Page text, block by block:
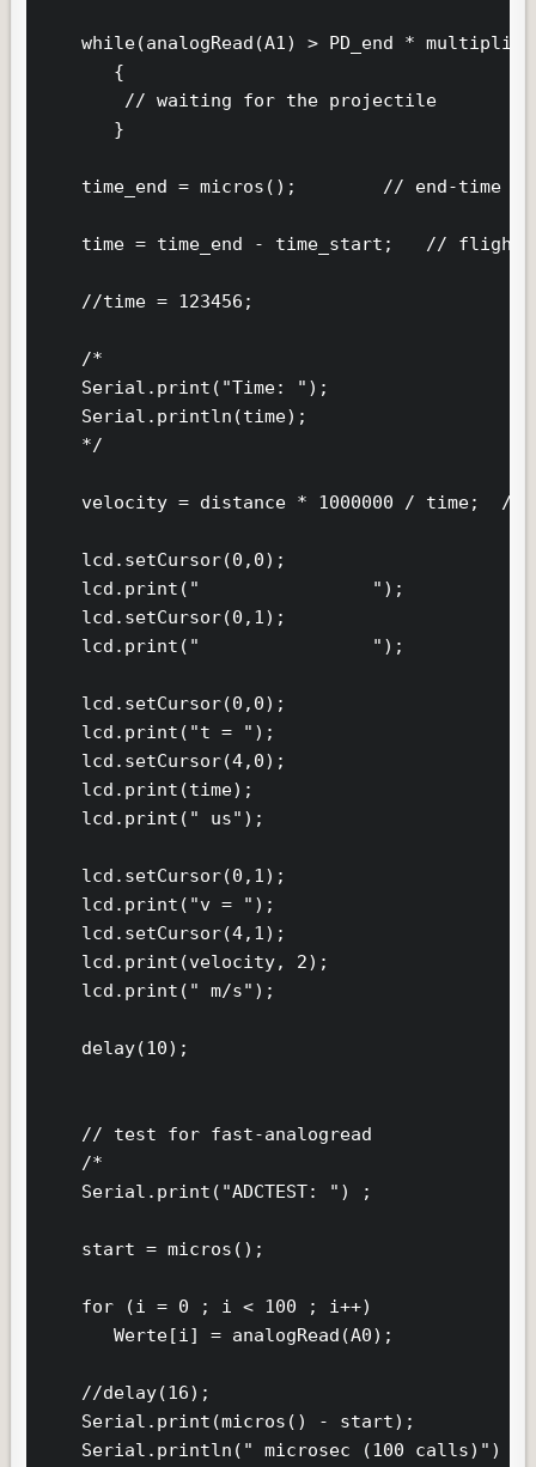
while(analogRead(A1) > PD_end *
       {
        // waiting for the projectile
       }
time_end = micros();        // end-time
time = time_end - time_start;   //
    //time = 123456;
    /*
    Serial.print("Time: ");
    Serial.println(time);
    */
velocity = distance * 1000000 / time;  //
    lcd.setCursor(0,0);
    lcd.print("                ");
    lcd.setCursor(0,1);
    lcd.print("                ");
    lcd.setCursor(0,0);
    lcd.print("t = ");
    lcd.setCursor(4,0);
    lcd.print(time);
    lcd.print(" us");
    lcd.setCursor(0,1);
    lcd.print("v = ");
    lcd.setCursor(4,1);
    lcd.print(velocity, 2);
    lcd.print(" m/s");
    delay(10);
    // test for fast-analogread
    /*
    Serial.print("ADCTEST: ") ;
    start = micros();
    for (i = 0 ; i < 100 ; i++)
       Werte[i] = analogRead(A0);
    //delay(16);
    Serial.print(micros() - start);
    Serial.println(" microsec (100 calls)") ;